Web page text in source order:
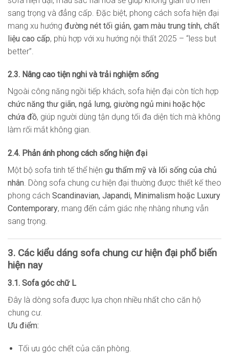
sang trọng và đẳng cấp. Đặc biệt, phong cách sofa hiện đại
mang xu hướng đường nét tối giản, gam màu trung tính, chất
liệu cao cấp, phù hợp với xu hướng nội thất 2025 – “less but
better”.
2.3. Nâng cao tiện nghi và trải nghiệm sống
Ngoài công năng ngồi tiếp khách, sofa hiện đại còn tích hợp
chức năng thư giãn, ngả lưng, giường ngủ mini hoặc hộc
chứa đồ, giúp người dùng tận dụng tối đa diện tích mà không
làm rối mắt không gian.
2.4. Phản ánh phong cách sống hiện đại
Một bộ sofa tinh tế thể hiện gu thẩm mỹ và lối sống của chủ
nhân. Dòng sofa chung cư hiện đại thường được thiết kế theo
phong cách Scandinavian, Japandi, Minimalism hoặc Luxury
Contemporary, mang đến cảm giác nhẹ nhàng nhưng vẫn
sang trọng.
3. Các kiểu dáng sofa chung cư hiện đại phổ biến
hiện nay
3.1. Sofa góc chữ L
Đây là dòng sofa được lựa chọn nhiều nhất cho căn hộ
chung cư.
Ưu điểm:
Tối ưu góc chết của căn phòng.